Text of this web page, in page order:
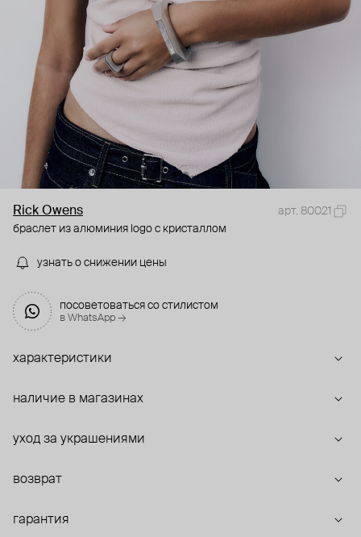
Rick Owens
арт. 80021
браслет из алюминия logo с кристаллом
узнать о снижении цены
посоветоваться со стилистом
в WhatsApp →
характеристики
наличие в магазинах
уход за украшениями
возврат
гарантия